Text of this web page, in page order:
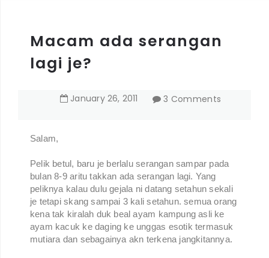
Macam ada serangan
lagi je?
January 26, 2011 3 Comments
Salam,
Pelik betul, baru je berlalu serangan sampar pada
bulan 8-9 aritu takkan ada serangan lagi. Yang
peliknya kalau dulu gejala ni datang setahun sekali
je tetapi skang sampai 3 kali setahun. semua orang
kena tak kiralah duk beal ayam kampung asli ke
ayam kacuk ke daging ke unggas esotik termasuk
mutiara dan sebagainya akn terkena jangkitannya.